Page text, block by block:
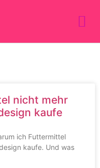
nicht mehr
kaufe
ich Futtermittel
kaufe. Und was